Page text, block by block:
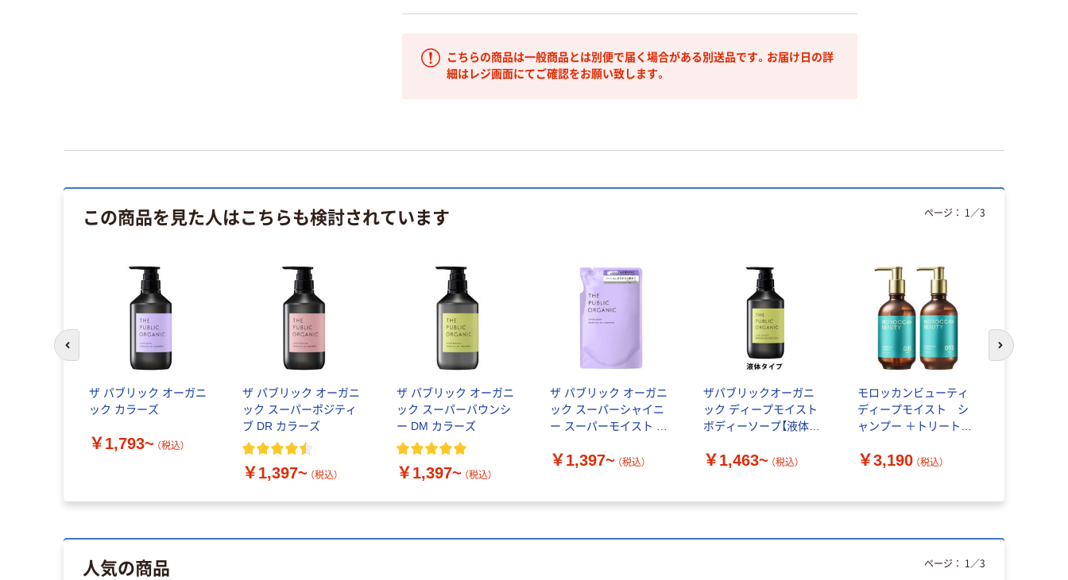
こちらの商品は一般商品とは別便で届く場合がある別送品です。お届け日の詳
細はレジ画面にてご確認をお願い致します。
この商品を見た人はこちらも検討されています
ザ パブリック オーガニ
ック カラーズ
￥1,793~ （税込）
ザ パブリック オーガニ
ック スーパーポジティ
ブ DR カラーズ
￥1,397~ （税込）
ザ パブリック オーガニ
ック スーパーバウンシ
ー DM カラーズ
￥1,397~ （税込）
ザ パブリック オーガニ
ック スーパーシャイニ
ー スーパーモイスト カ
￥1,397~ （税込）
ザパブリックオーガニ
ック ディープモイスト
ボディーソープ【液体タ
￥1,463~ （税込）
モロッカンビューティ
ディープモイスト シ
ャンプー ＋トリートメ
ルワークス
￥3,190 （税込）
ページ： 1 ／3
前のスライドへ 次のスライド
人気の商品 ページ： 1 ／3